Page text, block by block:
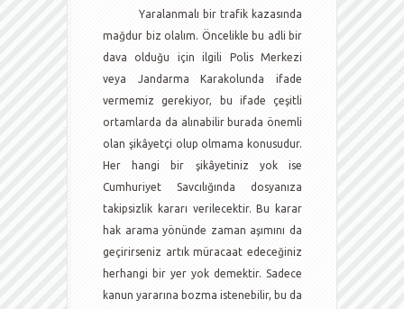
Yaralanmalı bir trafik kazasında
mağdur biz olalım. Öncelikle bu adli bir
dava olduğu için ilgili Polis Merkezi
veya Jandarma Karakolunda ifade
vermemiz gerekiyor, bu ifade çeşitli
ortamlarda da alınabilir burada önemli
olan şikâyetçi olup olmama konusudur.
Her hangi bir şikâyetiniz yok ise
Cumhuriyet Savcılığında dosyanıza
takipsizlik kararı verilecektir. Bu karar
hak arama yönünde zaman aşımını da
geçirirseniz artık müracaat edeceğiniz
herhangi bir yer yok demektir. Sadece
kanun yararına bozma istenebilir, bu da